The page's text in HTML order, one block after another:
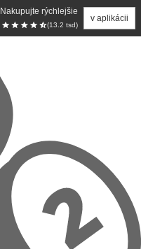
Nakupujte rýchlejšie
(13.2 tsd)
v aplikácii